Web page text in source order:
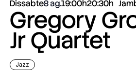
Dissabte8 ag.19:00h20:30h
Gregory
Jr Quartet
Jazz